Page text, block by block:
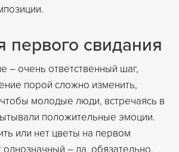
первого свидания
– очень ответственный шаг,
порой сложно изменить,
молодые люди, встречаясь в
положительные эмоции.
или нет цветы на первом
однозначный – да, обязательно.